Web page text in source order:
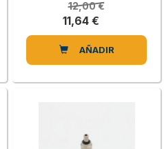
12,00 €
11,64 €
AÑADIR